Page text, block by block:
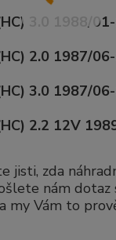
3.0 1988/
2.0 1987/
3.0 1987/
2.2 12V
jisti, zda
nám dotaz
my Vám to